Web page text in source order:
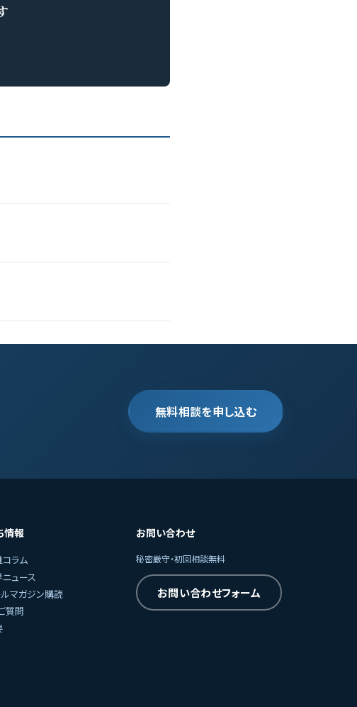
無料相談を申し込む
情報
ラム
ュース
マガジン購読
質問
お問い合わせ
秘密厳守・初回相談無料
お問い合わせフォーム